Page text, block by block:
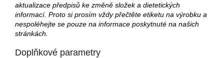
aktualizace předpisů ke změně složek a dietetických
informací. Proto si prosím vždy přečtěte etiketu na výrobku a
nespoléhejte se pouze na informace poskytnuté na našich
stránkách.
Doplňkové parametry